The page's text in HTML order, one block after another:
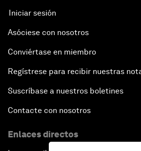
Iniciar sesión
Asóciese con nosotros
Conviértase en miembro
Regístrese para recibir nuestras
Suscríbase a nuestros boletines
Contacte con nosotros
Enlaces directos